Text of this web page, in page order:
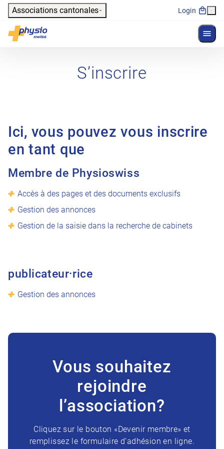
Header
Associations cantonales Login
Physioswiss
Navigation principale
S’inscrire
Ici, vous pouvez vous inscrire
en tant que
Membre de Physioswiss
Accès à des pages et des documents exclusifs
Gestion des annonces
Gestion de la saisie dans la recherche de cabinets
publicateur·rice
Gestion des annonces
Vous souhaitez
rejoindre
l’association?
Cliquez sur le bouton «Devenir membre» et
remplissez le formulaire d’adhésion en ligne.